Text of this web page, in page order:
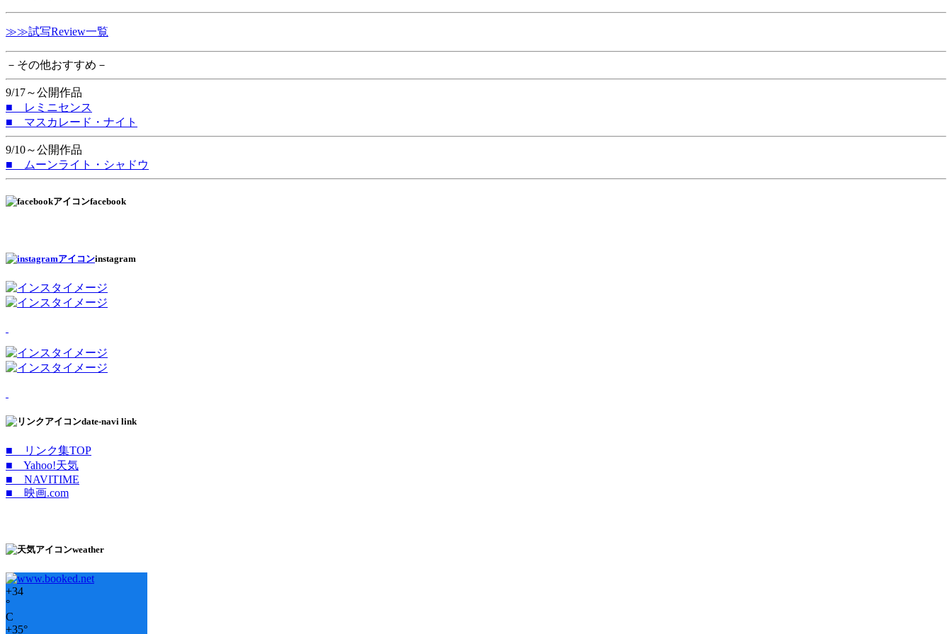
≫≫試写Review一覧
－その他おすすめ－
9/17～公開作品
■ レミニセンス
■ マスカレード・ナイト
9/10～公開作品
■ ムーンライト・シャドウ
facebook
instagram
date-navi link
■ リンク集TOP
■ Yahoo!天気
■ NAVITIME
■ 映画.com
weather
+34
°
C
+35°